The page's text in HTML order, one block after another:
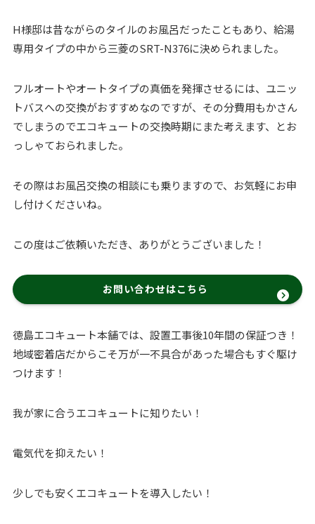
H様邸は昔ながらのタイルのお風呂だったこともあり、給湯
専用タイプの中から三菱のSRT-N376に決められました。
フルオートやオートタイプの真価を発揮させるには、ユニッ
トバスへの交換がおすすめなのですが、その分費用もかさん
でしまうのでエコキュートの交換時期にまた考えます、とお
っしゃておられました。
その際はお風呂交換の相談にも乗りますので、お気軽にお申
し付けくださいね。
この度はご依頼いただき、ありがとうございました！
お問い合わせはこちら
徳島エコキュート本舗では、設置工事後10年間の保証つき！
地域密着店だからこそ万が一不具合があった場合もすぐ駆け
つけます！
我が家に合うエコキュートに知りたい！
電気代を抑えたい！
少しでも安くエコキュートを導入したい！